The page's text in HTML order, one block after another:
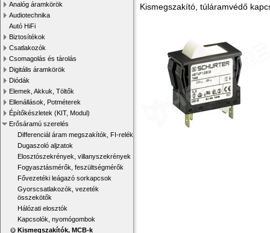
Analóg áramkörök
Audiotechnika
Autó HiFi
Biztosítékok
Csatlakozók
Csomagolás és tárolás
Digitális áramkörök
Diódák
Elemek, Akkuk, Töltők
Ellenállások, Potméterek
Építőkészletek (KIT, Modul)
Erősáramú szerelés
Differenciál áram megszakítók, FI-relék
Dugaszoló aljzatok
Elosztószekrények, villanyszekrények
Fogyasztásmérők, feszültségmérők
Fővezetéki leágazó sorkapcsok
Gyorscsatlakozók, vezeték
összekötők
Hálózati elosztók
Kapcsolók, nyomógombok
Kismegszakítók, MCB-k
Kismegszakító, túláramvédő